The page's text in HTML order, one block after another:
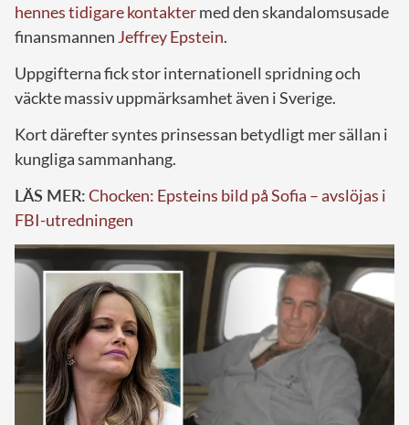
hennes tidigare kontaktermed den skandalomsusade
finansmannen Jeffrey Epstein.
Uppgifterna fick stor internationell spridning och
väckte massiv uppmärksamhet även i Sverige.
Kort därefter syntes prinsessan betydligt mer sällan i
kungliga sammanhang.
LÄS MER:Chocken: Epsteins bild på Sofia – avslöjas i
FBI-utredningen